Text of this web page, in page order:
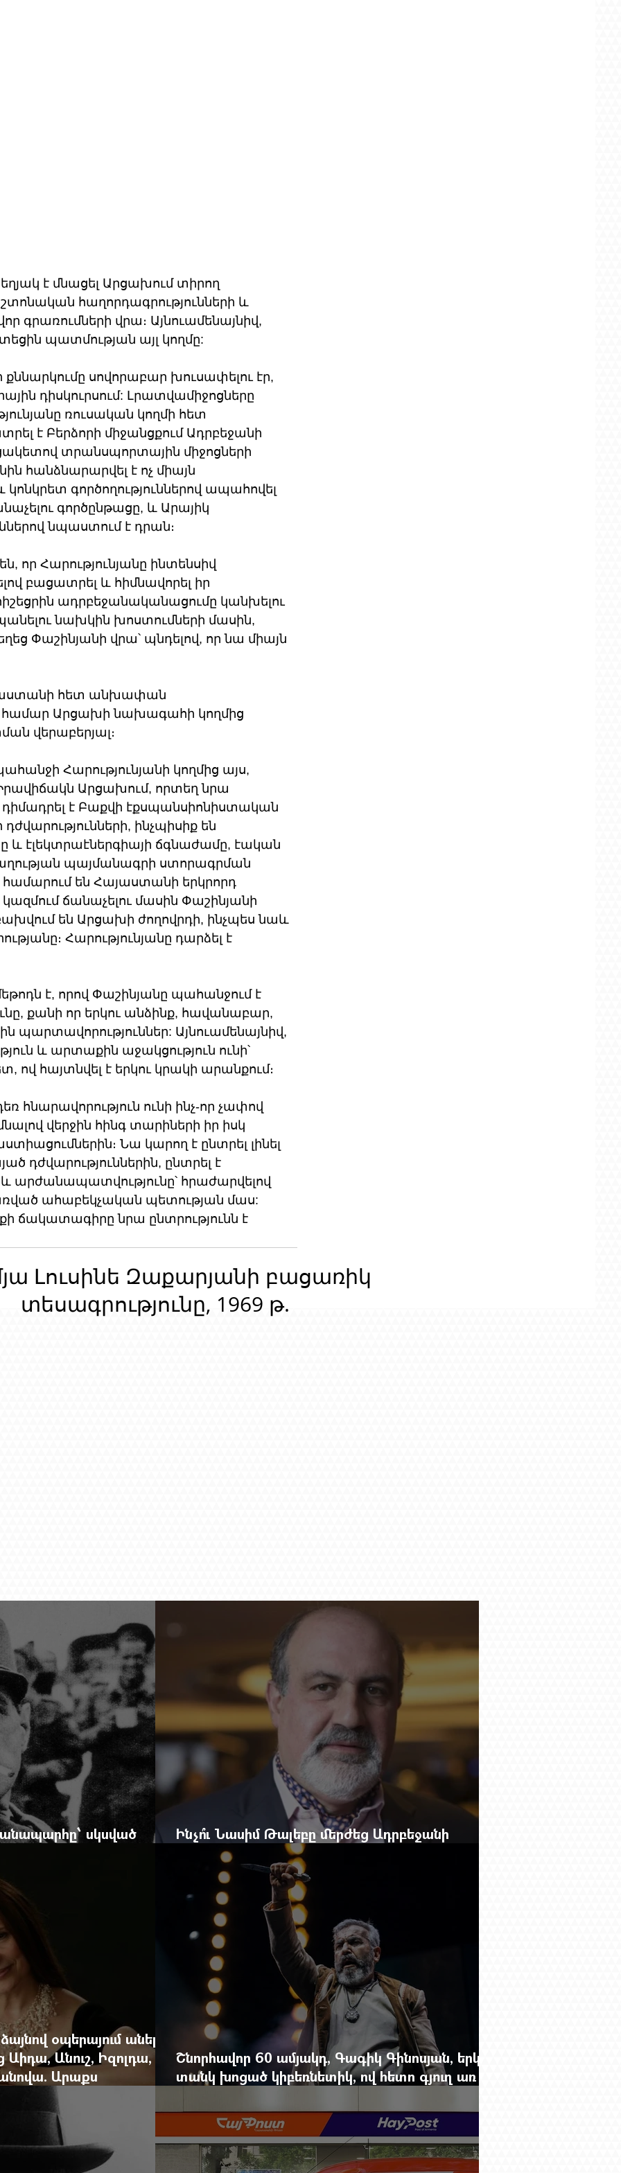
է մնացել Արցախում տիրող
հաղորդագրությունների և
գրառումների վրա։ Այնուամենայնիվ,
պատմության այլ կողմը:
քննարկումը սովորաբար խուսափելու էր,
դիսկուրսում: Լրատվամիջոցները
ռուսական կողմի հետ
է Բերձորի միջանցքում Ադրբեջանի
տրանսպորտային միջոցների
հանձնարարվել է ոչ միայն
գործողություններով ապահովել
գործընթացը, և Արայիկ
նպաստում է դրան։
որ Հարությունյանը ինտենսիվ
բացատրել և հիմնավորել իր
ադրբեջանականացումը կանխելու
նախկին խոստումների մասին,
Փաշինյանի վրա՝ պնդելով, որ նա միայն
հետ անխափան
համար Արցախի նախագահի կողմից
վերաբերյալ։
Հարությունյանի կողմից այս,
Արցախում, որտեղ նրա
դիմադրել է Բաքվի էքսպանսիոնիստական
ինչպիսիք են
էլեկտրաէներգիայի ճգնաժամը, էական
պայմանագրի ստորագրման
են Հայաստանի երկրորդ
ճանաչելու մասին Փաշինյանի
են Արցախի ժողովրդի, ինչպես նաև
Հարությունյանը դարձել է
է, որով Փաշինյանը պահանջում է
քանի որ երկու անձինք, հավանաբար,
պարտավորություններ: Այնուամենայնիվ,
և արտաքին աջակցություն ունի՝
ով հայտնվել է երկու կրակի արանքում։
հնարավորություն ունի ինչ-որ չափով
վերջին հինգ տարիների իր իսկ
Նա կարող է ընտրել լինել
դժվարություններին, ընտրել է
արժանապատվությունը՝ հրաժարվելով
ահաբեկչական պետության մաս:
ճակատագիրը նրա ընտրությունն է
Լուսինե Զաքարյանի բացառիկ
տեսագրությունը, 1969 թ.
սկսված
Ինչո՞ւ Նասիմ Թալեբը մերժեց Ադրբեջանի
հրավերքը և պաշտպանեց Ռուբեն Վարդանյանին
օպերայում անելիք
Աիդա, Անուշ, Իզոլդա,
Արաքս
Շնորհավոր 60 ամյակդ, Գագիկ Գինոսյան, երկու
տանկ խոցած կիբեռնետիկ, ով հետո գյուղ առ